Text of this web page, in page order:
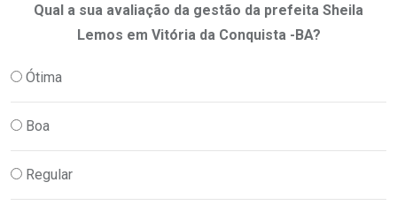
Qual a sua avaliação da gestão da prefeita Sheila
Lemos em Vitória da Conquista -BA?
Ótima
Boa
Regular